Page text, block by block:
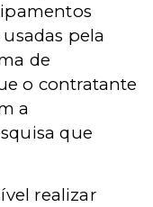
pela
de
o contratante
a
que
realizar